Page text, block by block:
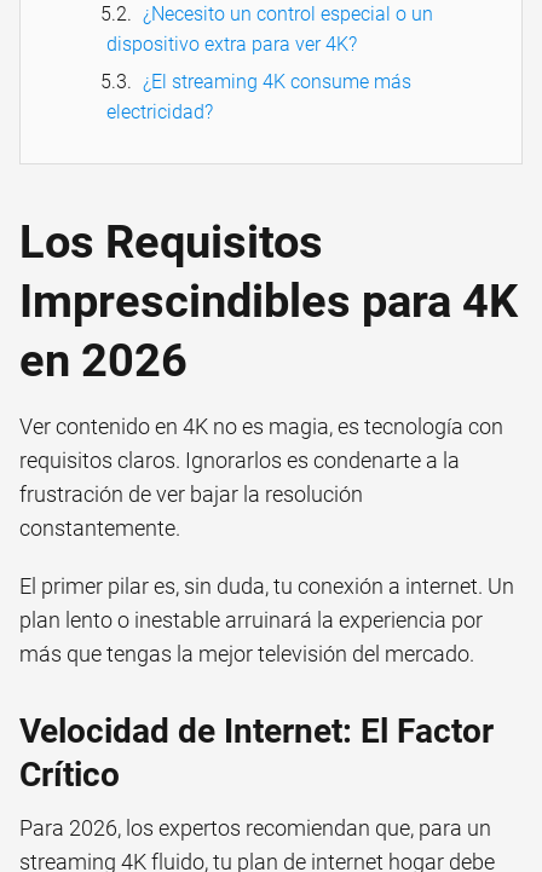
¿Necesito un control especial o un
dispositivo extra para ver 4K?
¿El streaming 4K consume más
electricidad?
Los Requisitos
Imprescindibles para 4K
en 2026
Ver contenido en 4K no es magia, es tecnología con
requisitos claros. Ignorarlos es condenarte a la
frustración de ver bajar la resolución
constantemente.
El primer pilar es, sin duda, tu conexión a internet. Un
plan lento o inestable arruinará la experiencia por
más que tengas la mejor televisión del mercado.
Velocidad de Internet: El Factor
Crítico
Para 2026, los expertos recomiendan que, para un
streaming 4K fluido, tu plan de internet hogar debe